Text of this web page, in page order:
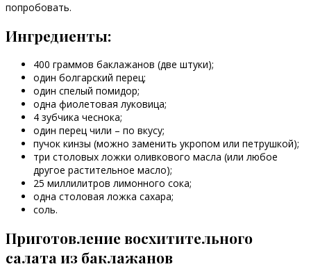
попробовать.
Ингредиенты:
400 граммов баклажанов (две штуки);
один болгарский перец;
один спелый помидор;
одна фиолетовая луковица;
4 зубчика чеснока;
один перец чили – по вкусу;
пучок кинзы (можно заменить укропом или петрушкой);
три столовых ложки оливкового масла (или любое
другое растительное масло);
25 миллилитров лимонного сока;
одна столовая ложка сахара;
соль.
Приготовление восхитительного
салата из баклажанов